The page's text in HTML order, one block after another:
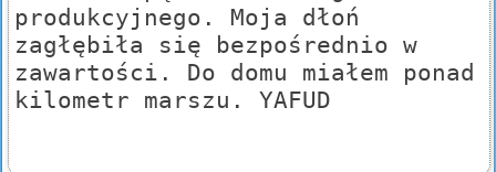
produkcyjnego. Moja dłoń
zagłębiła się bezpośrednio w
zawartości. Do domu miałem ponad
kilometr marszu. YAFUD